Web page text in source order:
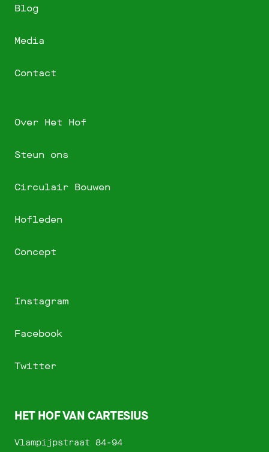
Blog
Media
Contact
Over Het Hof
Steun ons
Circulair Bouwen
Hofleden
Concept
Instagram
Facebook
Twitter
HET HOF VAN CARTESIUS
Vlampijpstraat 84-94